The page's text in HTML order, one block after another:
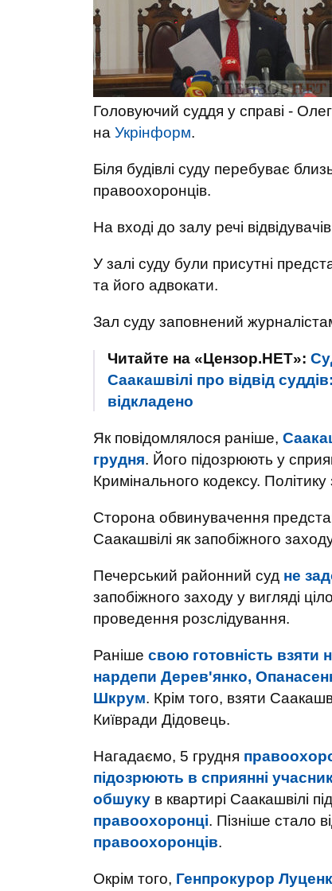
Головуючий суддя у справі -
на Укрінформ.
Біля будівлі суду перебуває
правоохоронців.
На вході до залу речі
У залі суду були присутні
та його адвокати.
Зал суду заповнений
Читайте на «Цензор.НЕТ»:
Саакашвілі про відвід
відкладено
Як повідомлялося раніше,
грудня. Його підозрюють у
Кримінального кодексу.
Сторона обвинувачення
Саакашвілі як запобіжного
Печерський районний суд не
запобіжного заходу у вигляді
проведення розслідування.
Раніше свою готовність взяти
нардепи Дерев'янко,
Шкрум. Крім того, взяти
Київради Дідовець.
Нагадаємо, 5 грудня
підозрюють в сприянні
обшуку в квартирі Саакашвілі
правоохоронці. Пізніше стало
правоохоронців.
Окрім того, Генпрокурор